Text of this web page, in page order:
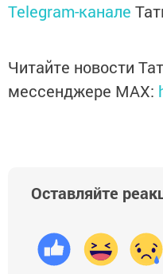
Telegram-канале
Читайте новости
мессенджере MАХ:
Оставляйте